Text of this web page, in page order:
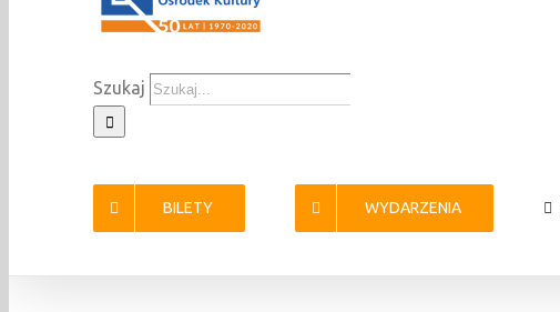
Szukaj
BILETY WYDARZENIA